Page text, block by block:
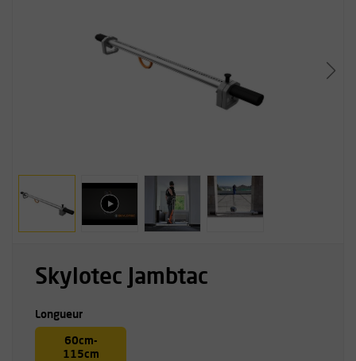
Skylotec Jambtac
Longueur
60cm-
115cm